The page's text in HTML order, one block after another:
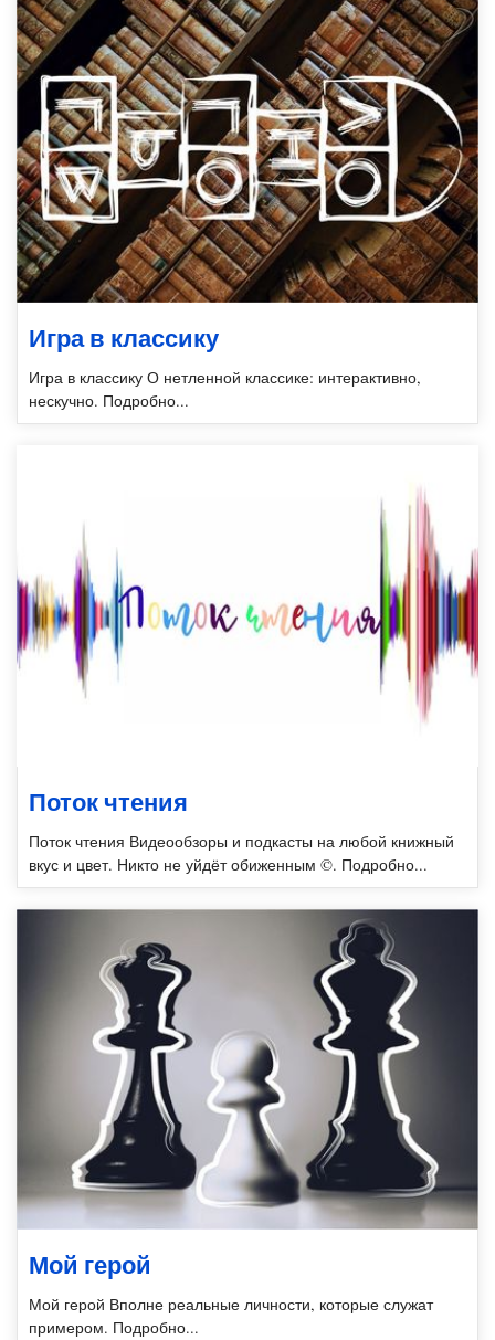
Игра в классику
Игра в классику О нетленной классике: интерактивно,
нескучно. Подробно...
Поток чтения
Поток чтения Видеообзоры и подкасты на любой книжный
вкус и цвет. Никто не уйдёт обиженным ©. Подробно...
Мой герой
Мой герой Вполне реальные личности, которые служат
примером. Подробно...